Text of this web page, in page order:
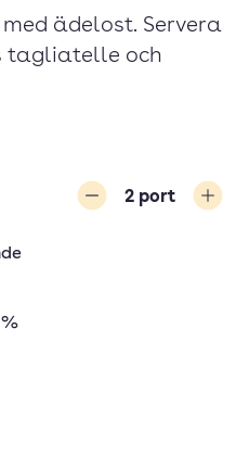
ädelost. Servera
tagliatelle och
2 port